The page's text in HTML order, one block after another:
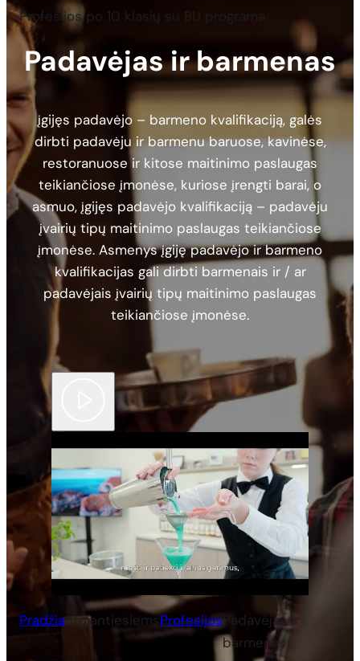
Profesijos po 10 klasių su BU programa
Padavėjas ir barmenas
įgijęs padavėjo – barmeno kvalifikaciją, galės
dirbti padavėju ir barmenu baruose, kavinėse,
restoranuose ir kitose maitinimo paslaugas
teikiančiose įmonėse, kuriose įrengti barai, o
asmuo, įgijęs padavėjo kvalifikaciją – padavėju
įvairių tipų maitinimo paslaugas teikiančiose
įmonėse. Asmenys įgiję padavėjo ir barmeno
kvalifikacijas gali dirbti barmenais ir / ar
padavėjais įvairių tipų maitinimo paslaugas
teikiančiose įmonėse.
button
PradžiaStojantiesiemsProfesijosPadavėjas ir
barmenas